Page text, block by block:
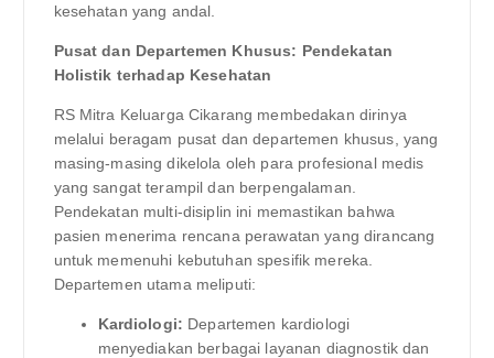
kesehatan yang andal.
Pusat dan Departemen Khusus: Pendekatan
Holistik terhadap Kesehatan
RS Mitra Keluarga Cikarang membedakan dirinya
melalui beragam pusat dan departemen khusus, yang
masing-masing dikelola oleh para profesional medis
yang sangat terampil dan berpengalaman.
Pendekatan multi-disiplin ini memastikan bahwa
pasien menerima rencana perawatan yang dirancang
untuk memenuhi kebutuhan spesifik mereka.
Departemen utama meliputi:
Kardiologi: Departemen kardiologi
menyediakan berbagai layanan diagnostik dan